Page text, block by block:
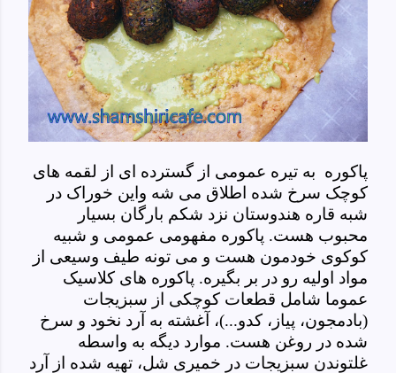
پاکوره به تیره عمومی از گسترده ای از لقمه های
کوچک سرخ شده اطلاق می شه واین خوراک در
شبه قاره هندوستان نزد شکم بارگان بسیار
محبوب هست. پاکوره مفهومی عمومی و شبیه
کوکوی خودمون هست و می تونه طیف وسیعی از
مواد اولیه رو در بر بگیره. پاکوره های کلاسیک
عموما شامل قطعات کوچکی از سبزیجات
(بادمجون، پیاز، کدو...)، آغشته به آرد نخود و سرخ
شده در روغن هست. موارد دیگه به واسطه
غلتوندن سبزیجات در خمیری شل، تهیه شده از آرد